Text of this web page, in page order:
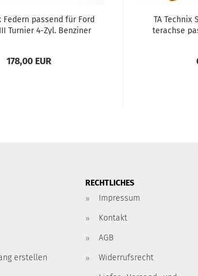
Fe­dern pas­send für Ford
Tur­nier 4-Zyl. Ben­zi­ner
178,00 EUR
TA
ter­ach­se
erstellen
RECHTLICHES
Impressum
Kontakt
AGB
Widerrufsrecht